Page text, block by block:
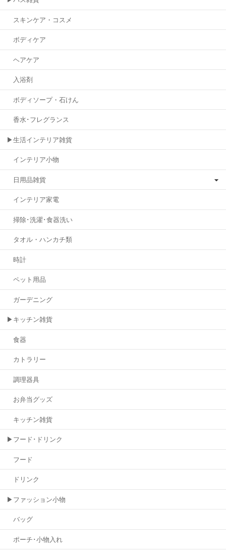
スキンケア・コスメ
ボディケア
ヘアケア
入浴剤
ボディソープ・石けん
香水･フレグランス
▶生活インテリア雑貨
インテリア小物
日用品雑貨
インテリア家電
掃除･洗濯･食器洗い
タオル・ハンカチ類
時計
ペット用品
ガーデニング
▶キッチン雑貨
食器
カトラリー
調理器具
お弁当グッズ
キッチン雑貨
▶フード･ドリンク
フード
ドリンク
▶ファッション小物
バッグ
ポーチ･小物入れ